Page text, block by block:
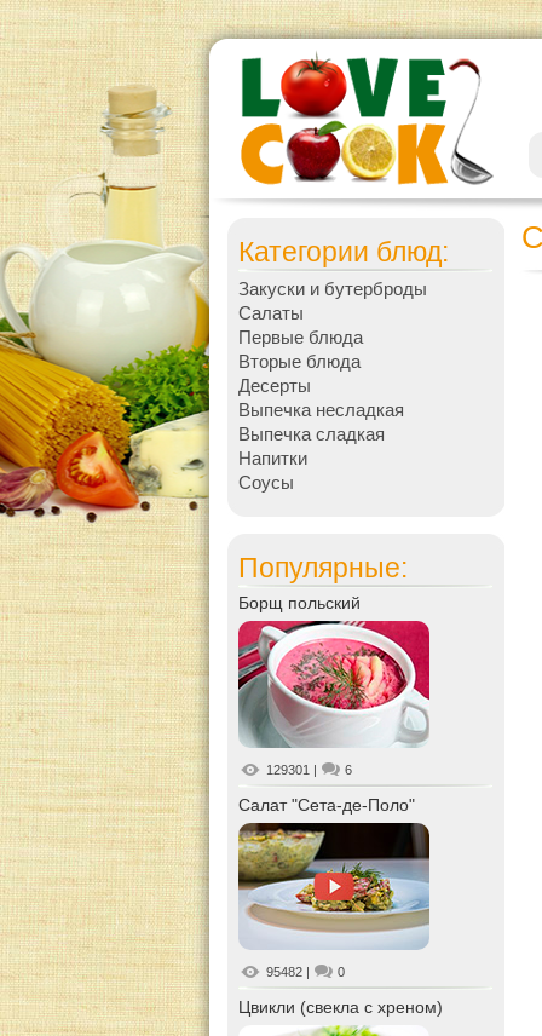
Категории блюд:
Закуски и бутерброды
Салаты
Первые блюда
Вторые блюда
Десерты
Выпечка несладкая
Выпечка сладкая
Напитки
Соусы
Популярные:
Борщ польский
129301 | 6
Салат "Сета-де-Поло"
95482 | 0
Цвикли (свекла с хреном)